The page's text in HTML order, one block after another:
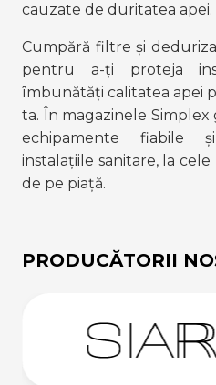
cauzate de duritatea apei.
Cumpără filtre și
pentru a-ți proteja
îmbunătăți calitatea apei
ta. În magazinele Simplex
echipamente fiabile
instalațiile sanitare, la
de pe piață.
PRODUCĂTORII